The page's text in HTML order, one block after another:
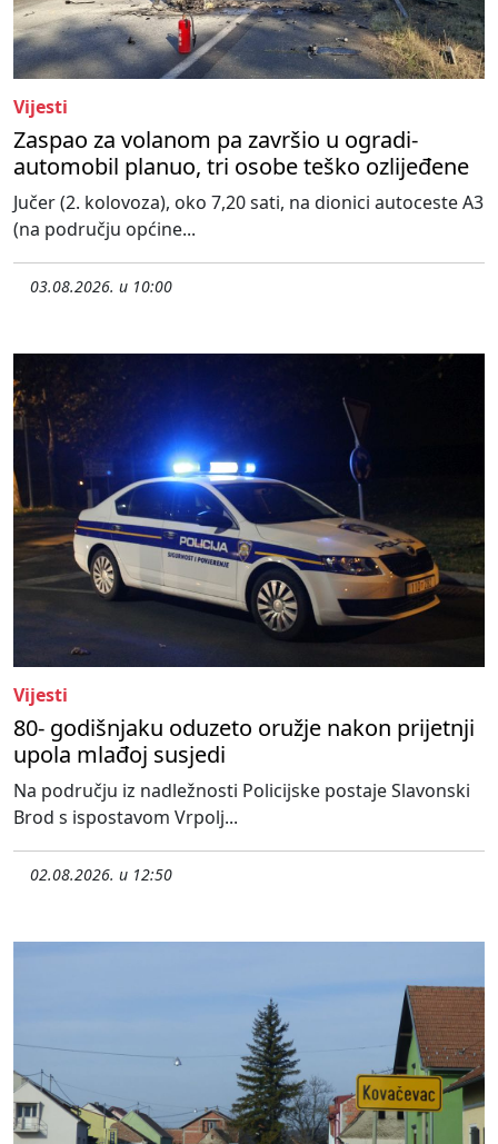
Vijesti
Zaspao za volanom pa završio u ogradi-
automobil planuo, tri osobe teško ozlijeđene
Jučer (2. kolovoza), oko 7,20 sati, na dionici autoceste A3
(na području općine...
03.08.2026. u 10:00
Vijesti
80- godišnjaku oduzeto oružje nakon prijetnji
upola mlađoj susjedi
Na području iz nadležnosti Policijske postaje Slavonski
Brod s ispostavom Vrpolj...
02.08.2026. u 12:50